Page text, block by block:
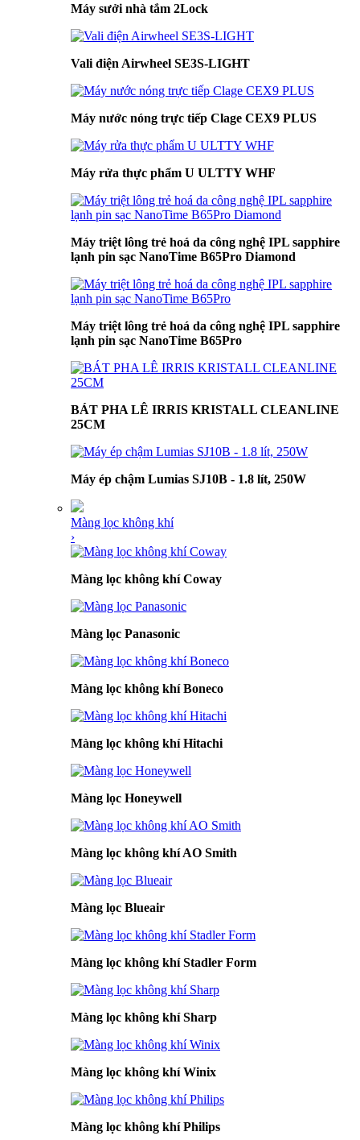
Máy sưởi nhà tắm 2Lock
Vali điện Airwheel SE3S-LIGHT
Máy nước nóng trực tiếp Clage CEX9 PLUS
Máy rửa thực phẩm U ULTTY WHF
Máy triệt lông trẻ hoá da công nghệ IPL sapphire
lạnh pin sạc NanoTime B65Pro Diamond
Máy triệt lông trẻ hoá da công nghệ IPL sapphire
lạnh pin sạc NanoTime B65Pro
BÁT PHA LÊ IRRIS KRISTALL CLEANLINE
25CM
Máy ép chậm Lumias SJ10B - 1.8 lít, 250W
Màng lọc không khí
›
Màng lọc không khí Coway
Màng lọc Panasonic
Màng lọc không khí Boneco
Màng lọc không khí Hitachi
Màng lọc Honeywell
Màng lọc không khí AO Smith
Màng lọc Blueair
Màng lọc không khí Stadler Form
Màng lọc không khí Sharp
Màng lọc không khí Winix
Màng lọc không khí Philips